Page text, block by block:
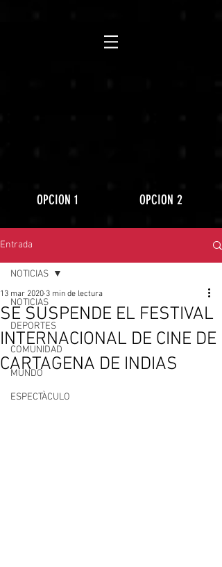
OPCION 1 OPCION 2
Entrada
NOTICIAS
DEPORTES
COMUNIDAD
MUNDO
ESPECTÀCULO
NOTICIAS
SE SUSPENDE EL FESTIVAL
INTERNACIONAL DE CINE DE
CARTAGENA DE INDIAS
13 mar 2020 3 min de lectura